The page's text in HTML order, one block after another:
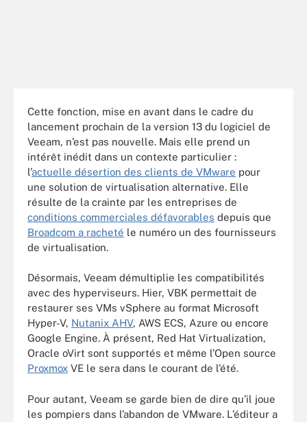
Cette fonction, mise en avant dans le cadre du
lancement prochain de la version 13 du logiciel de
Veeam, n’est pas nouvelle. Mais elle prend un
intérêt inédit dans un contexte particulier :
l’actuelle désertion des clients de VMware pour
une solution de virtualisation alternative. Elle
résulte de la crainte par les entreprises de
conditions commerciales défavorables depuis que
Broadcom a racheté le numéro un des fournisseurs
de virtualisation.
Désormais, Veeam démultiplie les compatibilités
avec des hyperviseurs. Hier, VBK permettait de
restaurer ses VMs vSphere au format Microsoft
Hyper-V, Nutanix AHV, AWS ECS, Azure ou encore
Google Engine. À présent, Red Hat Virtualization,
Oracle oVirt sont supportés et même l’Open source
Proxmox VE le sera dans le courant de l’été.
Pour autant, Veeam se garde bien de dire qu’il joue
les pompiers dans l’abandon de VMware. L’éditeur a